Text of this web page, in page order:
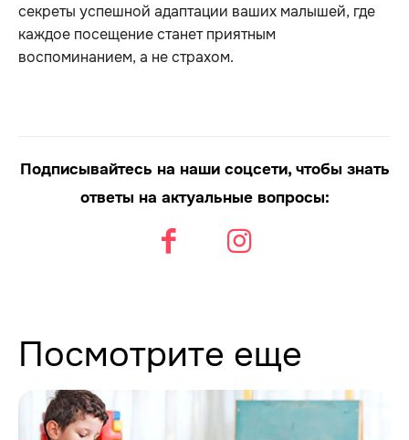
секреты успешной адаптации ваших малышей, где
каждое посещение станет приятным
воспоминанием, а не страхом.
Подписывайтесь на наши соцсети, чтобы знать
ответы на актуальные вопросы:
Посмотрите еще